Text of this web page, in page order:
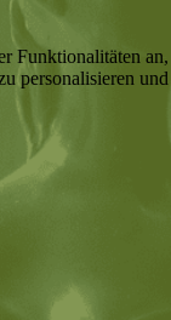
Funktionalitäten
personalisieren